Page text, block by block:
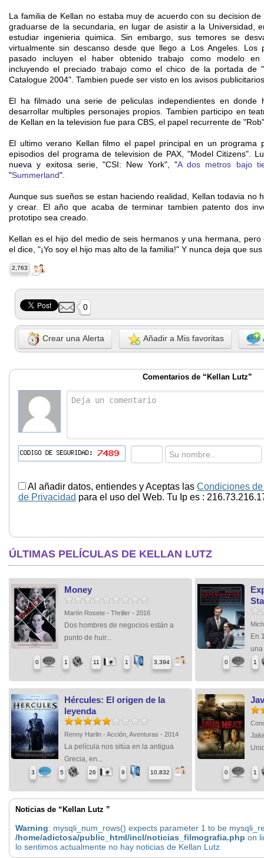
La familia de Kellan no estaba muy de acuerdo con su decision
graduarse de la secundaria, en lugar de asistir a la Universidad,
estudiar ingenieria quimica. Sin embargo, sus temores se
virtualmente sin descanso desde que llego a Los Angeles. Los
pasado incluyen el haber obtenido trabajo como modelo en
incluyendo el preciado trabajo como el chico de la portada de
Catalogue 2004". Tambien puede ser visto en los avisos
El ha filmado una serie de peliculas independientes en
desarrollar multiples personajes propios. Tambien participo en
de Kellan en la television fue para CBS, el papel recurrente de
El ultimo verano Kellan filmo el papel principal en un programa
episodios del programa de television de PAX, "Model Citizens".
nueva y exitosa serie, "CSI: New York", "A dos metros bajo
"Summerland".
Aunque sus sueños se estan haciendo realidad, Kellan todavia no
y crear. El año que acaba de terminar tambien patento dos
prototipo sea creado.
Kellan es el hijo del medio de seis hermanos y una hermana,
el dice, "¡Yo soy el hijo mas alto de la familia!" Y nunca deja que
2,763
0
Crear una Alerta Añadir a Mis favoritas
Comentarios de “Kellan Lutz”
Al añadir datos, entiendes y Aceptas las Condiciones
de Privacidad para el uso del Web. Tu Ip es :
ÚLTIMAS PELÍCULAS DE KELLAN LUTZ
Money
Martín Rosete - Thriller - 2016
Dos hombres de negocios están a
punto de huir...
0 1 11 1 3,394
En
una
0 1
Hércules: El origen de la
leyenda
Renny Harlin - Acción, Aventuras - 2014
La película nos sitúa en la antigua
Grecia, en...
3 5 26 9 10,832 0 1
Noticias de “Kellan Lutz ”
Warning: mysqli_num_rows() expects parameter 1 to be
/home/adictosa/public_html/incl/noticias_filmografia.php on
lo sentimos actualmente no hay noticias de Kellan Lutz